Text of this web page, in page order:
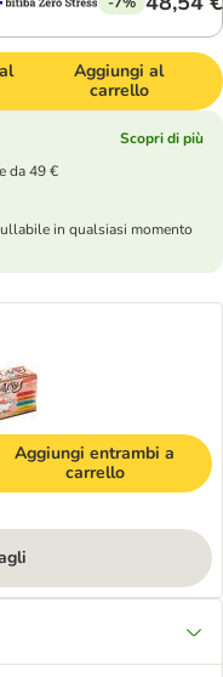
Aggiungi al
carrello
Scopri di più
da 49 €
in qualsiasi momento
Aggiungi entrambi a
carrello